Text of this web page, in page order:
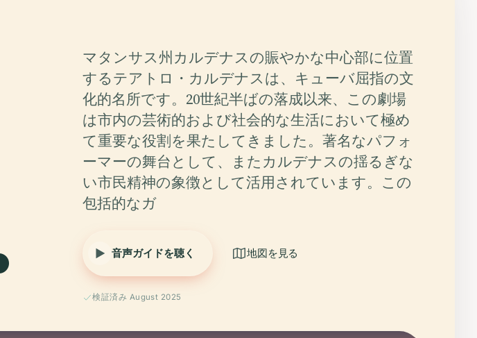
マタンサス州カルデナスの賑やかな中心部に位置
するテアトロ・カルデナスは、キューバ屈指の文
化的名所です。20世紀半ばの落成以来、この劇場
は市内の芸術的および社会的な生活において極め
て重要な役割を果たしてきました。著名なパフォ
ーマーの舞台として、またカルデナスの揺るぎな
い市民精神の象徴として活用されています。この
包括的なガ
音声ガイドを聴く 地図を見る
検証済み August 2025